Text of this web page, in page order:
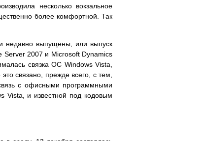
несколько вокзальное
более комфортной. Так
недавно выпущены, или выпуск
Server 2007 и Microsoft Dynamics
связка ОС Windows Vista,
связано, прежде всего, с тем,
с офисными программными
Vista, и известной под кодовым